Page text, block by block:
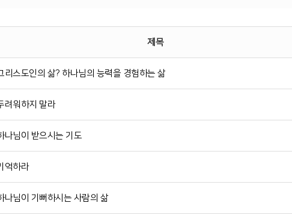
제목
리스도인의 삶? 하나님의 능력을 경험하는 삶
려워하지 말라
나님이 받으시는 기도
억하라
나님이 기뻐하시는 사람의 삶